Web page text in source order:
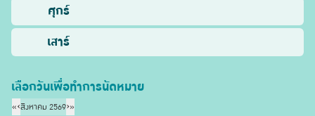
ศุกร์
เสาร์
เลือกวันเพื่อทำการนัดหมาย
«‹สิงหาคม 2569›»